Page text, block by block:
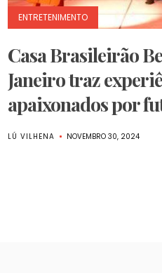
ENTRETENIMENTO
Casa Brasileirão
Janeiro traz
apaixonados por
LÚ VILHENA NOVEMBRO 30, 2024